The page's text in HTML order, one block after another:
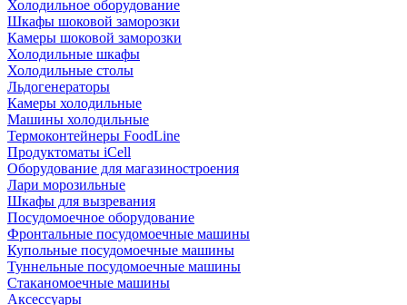
Холодильное оборудование
Шкафы шоковой заморозки
Камеры шоковой заморозки
Холодильные шкафы
Холодильные столы
Льдогенераторы
Камеры холодильные
Машины холодильные
Термоконтейнеры FoodLine
Продуктоматы iCell
Оборудование для магазиностроения
Лари морозильные
Шкафы для вызревания
Посудомоечное оборудование
Фронтальные посудомоечные машины
Купольные посудомоечные машины
Туннельные посудомоечные машины
Стаканомоечные машины
Аксессуары